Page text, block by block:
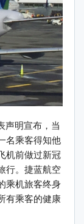
声明宣布，当
名乘客得知他
机前做过新冠
行。捷蓝航空
乘机旅客终身
有乘客的健康